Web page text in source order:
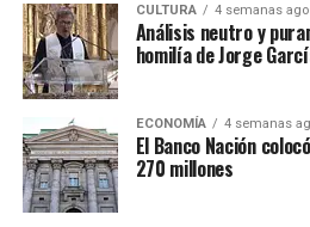
CULTURA 4 semanas ago
Análisis neutro y
homilía de Jorge
ECONOMÍA 4 semanas
El Banco Nación
270 millones